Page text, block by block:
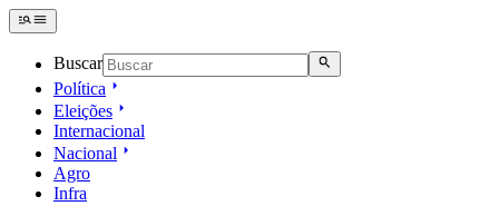
Buscar
Política
Eleições
Internacional
Nacional
Agro
Infra